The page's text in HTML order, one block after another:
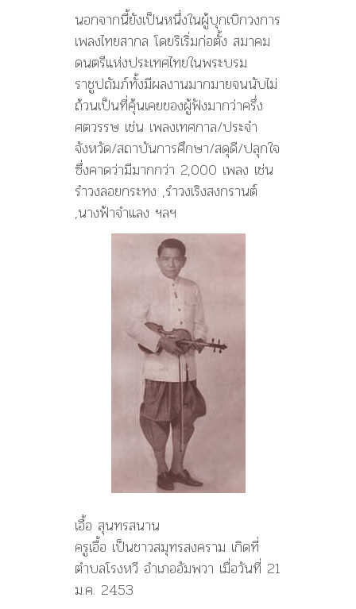
นอกจากนี้ยังเป็นหนึ่งในผู้บุกเบิกวงการ
เพลงไทยสากล โดยริเริ่มก่อตั้ง สมาคม
ดนตรีแห่งประเทศไทยในพระบรม
ราชูปถัมภ์ทั้งมีผลงานมากมายจนนับไม่
ถ้วนเป็นที่คุ้นเคยของผู้ฟังมากว่าครึ่ง
ศตวรรษ เช่น เพลงเทศกาล/ประจำ
จังหวัด/สถาบันการศึกษา/สดุดี/ปลุกใจ
ซึ่งคาดว่ามีมากกว่า 2,000 เพลง เช่น
รำวงลอยกระทง ,รำวงเริงสงกรานต์
,นางฟ้าจำแลง ฯลฯ
เอื้อ สุนทรสนาน
ครูเอื้อ เป็นชาวสมุทรสงคราม เกิดที่
ตำบลโรงหวี อำเภออัมพวา เมื่อวันที่ 21
ม.ค. 2453